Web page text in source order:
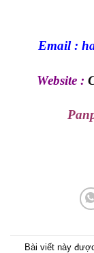
Email :
Website :
Bài viết này